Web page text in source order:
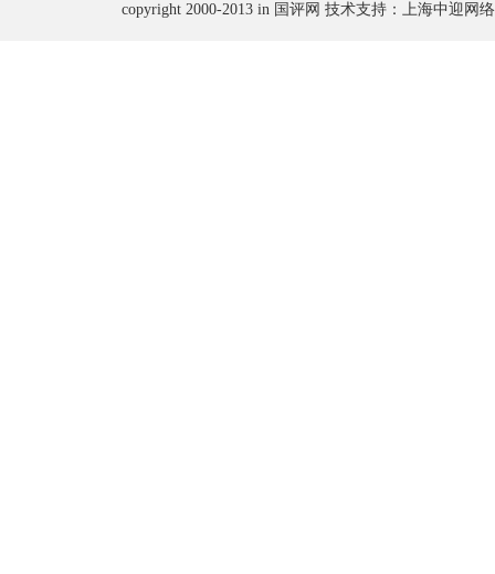
copyright 2000-2013 in 国评网 技术支持：上海中迎